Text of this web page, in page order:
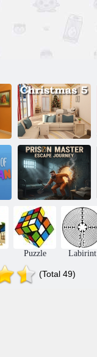
Crăciunul 5
Prison Master:
Escape Journey
Puzzle Labirint
(Total 49)